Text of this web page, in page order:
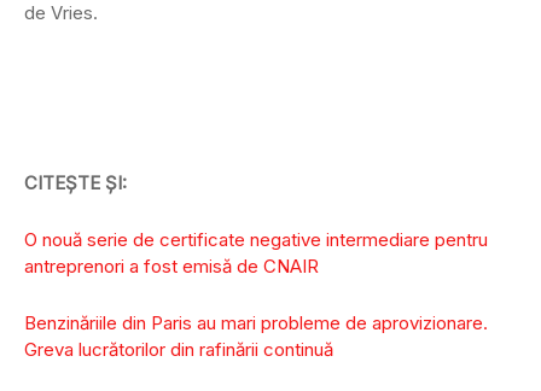
de Vries.
CITEȘTE ȘI:
O nouă serie de certificate negative intermediare pentru
antreprenori a fost emisă de CNAIR
Benzinăriile din Paris au mari probleme de aprovizionare.
Greva lucrătorilor din rafinării continuă